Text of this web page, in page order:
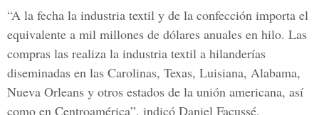
“A la fecha la industria textil y de la confección importa el
equivalente a mil millones de dólares anuales en hilo. Las
compras las realiza la industria textil a hilanderías
diseminadas en las Carolinas, Texas, Luisiana, Alabama,
Nueva Orleans y otros estados de la unión americana, así
como en Centroamérica”, indicó Daniel Facussé,